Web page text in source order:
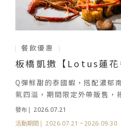
餐飲優惠
板橋凱撒【Lotus蓮花
桶】限定推出
Q彈鮮甜的泰國蝦，搭配濃郁
氣四溢，期間限定外帶販售，
發布 2026.07.21
活動期間 2026.07.21 ~2026.09.30